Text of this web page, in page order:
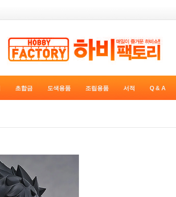
초합금 도색용품 조립용품 서적 Q & A